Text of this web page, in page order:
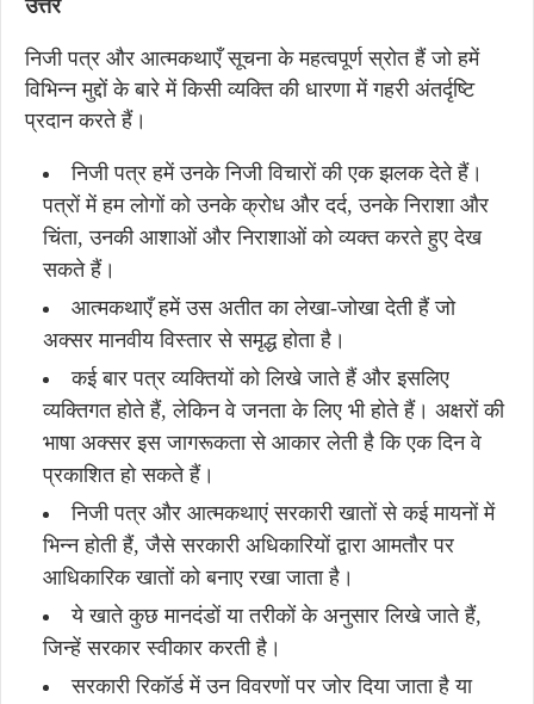
उत्तर
निजी पत्र और आत्मकथाएँ सूचना के महत्वपूर्ण स्रोत हैं जो हमें
विभिन्न मुद्दों के बारे में किसी व्यक्ति की धारणा में गहरी अंतर्दृष्टि
प्रदान करते हैं।
निजी पत्र हमें उनके निजी विचारों की एक झलक देते हैं।
पत्रों में हम लोगों को उनके क्रोध और दर्द, उनके निराशा और
चिंता, उनकी आशाओं और निराशाओं को व्यक्त करते हुए देख
सकते हैं।
आत्मकथाएँ हमें उस अतीत का लेखा-जोखा देती हैं जो
अक्सर मानवीय विस्तार से समृद्ध होता है।
कई बार पत्र व्यक्तियों को लिखे जाते हैं और इसलिए
व्यक्तिगत होते हैं, लेकिन वे जनता के लिए भी होते हैं। अक्षरों की
भाषा अक्सर इस जागरूकता से आकार लेती है कि एक दिन वे
प्रकाशित हो सकते हैं।
निजी पत्र और आत्मकथाएं सरकारी खातों से कई मायनों में
भिन्न होती हैं, जैसे सरकारी अधिकारियों द्वारा आमतौर पर
आधिकारिक खातों को बनाए रखा जाता है।
ये खाते कुछ मानदंडों या तरीकों के अनुसार लिखे जाते हैं,
जिन्हें सरकार स्वीकार करती है।
सरकारी रिकॉर्ड में उन विवरणों पर जोर दिया जाता है या